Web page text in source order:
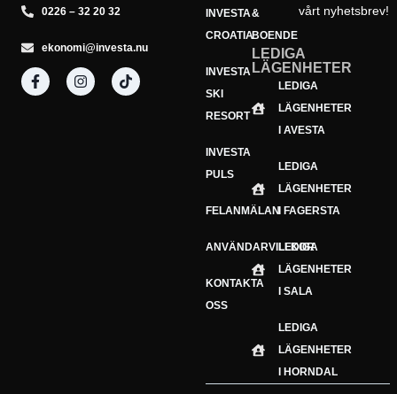
0226 – 32 20 32
ekonomi@investa.nu
INVESTA
CROATIA
INVESTA
SKI
RESORT
INVESTA
PULS
FELANMÄLAN
ANVÄNDARVILLKOR
KONTAKTA
OSS
&
BOENDE
LEDIGA
LÄGENHETER
LEDIGA
LÄGENHETER
I AVESTA
LEDIGA
LÄGENHETER
I FAGERSTA
LEDIGA
LÄGENHETER
I SALA
LEDIGA
LÄGENHETER
I HORNDAL
vårt nyhetsbrev!
E-
postadress
Prenumerera